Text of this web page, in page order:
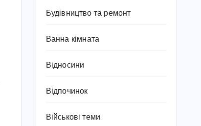
Будівництво та ремонт
Ванна кімната
Відносини
Відпочинок
Військові теми